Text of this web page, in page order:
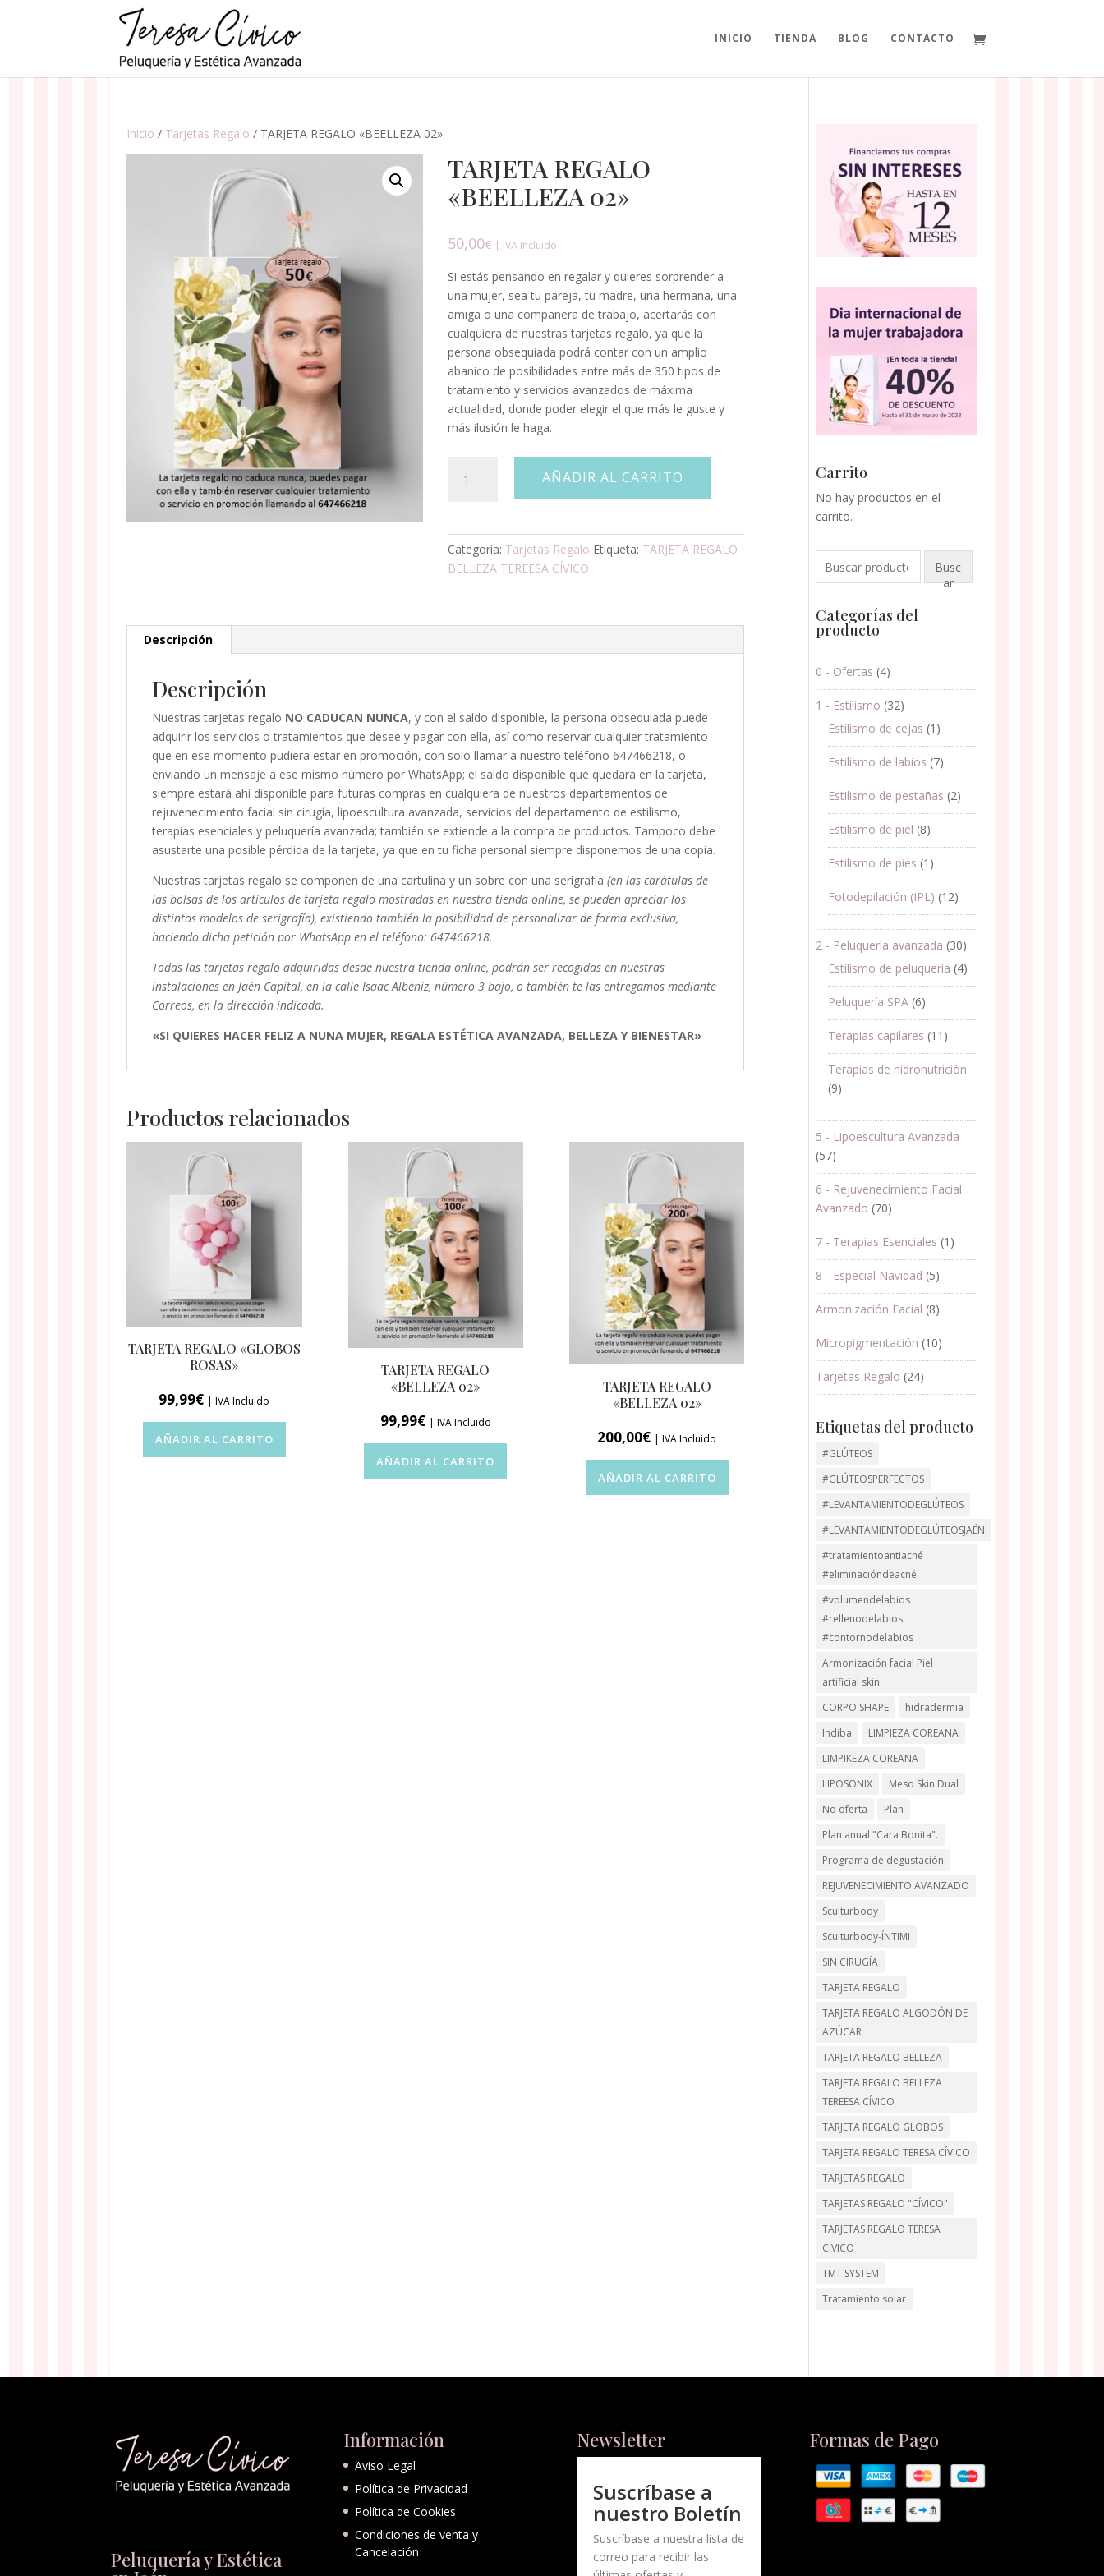
INICIO TIENDA BLOG CONTACTO
Inicio / Tarjetas Regalo / TARJETA REGALO «BEELLEZA 02»
TARJETA REGALO
«BEELLEZA 02»
50,00€ | IVA Incluido
Si estás pensando en regalar y quieres sorprender a
una mujer, sea tu pareja, tu madre, una hermana, una
amiga o una compañera de trabajo, acertarás con
cualquiera de nuestras tarjetas regalo, ya que la
persona obsequiada podrá contar con un amplio
abanico de posibilidades entre más de 350 tipos de
tratamiento y servicios avanzados de máxima
actualidad, donde poder elegir el que más le guste y
más ilusión le haga.
REGALO
cantidad
AÑADIR AL CARRITO
Categoría: Tarjetas Regalo Etiqueta: TARJETA REGALO
BELLEZA TEREESA CÍVICO
Descripción
Descripción
Nuestras tarjetas regalo NO CADUCAN NUNCA, y con el saldo disponible, la persona obsequiada puede
adquirir los servicios o tratamientos que desee y pagar con ella, así como reservar cualquier tratamiento
que en ese momento pudiera estar en promoción, con solo llamar a nuestro teléfono 647466218, o
enviando un mensaje a ese mismo número por WhatsApp; el saldo disponible que quedara en la tarjeta,
siempre estará ahí disponible para futuras compras en cualquiera de nuestros departamentos de
rejuvenecimiento facial sin cirugía, lipoescultura avanzada, servicios del departamento de estilismo,
terapias esenciales y peluquería avanzada; también se extiende a la compra de productos. Tampoco debe
asustarte una posible pérdida de la tarjeta, ya que en tu ficha personal siempre disponemos de una copia.
Nuestras tarjetas regalo se componen de una cartulina y un sobre con una serigrafía (en las carátulas de
las bolsas de los artículos de tarjeta regalo mostradas en nuestra tienda online, se pueden apreciar los
distintos modelos de serigrafía), existiendo también la posibilidad de personalizar de forma exclusiva,
haciendo dicha petición por WhatsApp en el teléfono: 647466218.
Todas las tarjetas regalo adquiridas desde nuestra tienda online, podrán ser recogidas en nuestras
instalaciones en Jaén Capital, en la calle Isaac Albéniz, número 3 bajo, o también te las entregamos mediante
Correos, en la dirección indicada.
«SI QUIERES HACER FELIZ A NUNA MUJER, REGALA ESTÉTICA AVANZADA, BELLEZA Y BIENESTAR»
Productos relacionados
TARJETA REGALO «GLOBOS
ROSAS»
99,99€ | IVA Incluido
AÑADIR AL CARRITO
TARJETA REGALO
«BELLEZA 02»
99,99€ | IVA Incluido
AÑADIR AL CARRITO
TARJETA REGALO
«BELLEZA 02»
200,00€ | IVA Incluido
AÑADIR AL CARRITO
Carrito
No hay productos en el
carrito.
Busc
ar
Categorías del
producto
0 - Ofertas (4)
1 - Estilismo (32)
Estilismo de cejas (1)
Estilismo de labios (7)
Estilismo de pestañas (2)
Estilismo de piel (8)
Estilismo de pies (1)
Fotodepilación (IPL) (12)
2 - Peluquería avanzada (30)
Estilismo de peluquería (4)
Peluquería SPA (6)
Terapias capilares (11)
Terapias de hidronutrición
(9)
5 - Lipoescultura Avanzada
(57)
6 - Rejuvenecimiento Facial
Avanzado (70)
7 - Terapias Esenciales (1)
8 - Especial Navidad (5)
Armonización Facial (8)
Micropigmentación (10)
Tarjetas Regalo (24)
Etiquetas del producto
#GLÚTEOS
#GLÚTEOSPERFECTOS
#LEVANTAMIENTODEGLÚTEOS
#LEVANTAMIENTODEGLÚTEOSJAÉN
#tratamientoantiacné
#eliminacióndeacné
#volumendelabios
#rellenodelabios
#contornodelabios
Armonización facial Piel
artificial skin
CORPO SHAPE
hidradermia
Indiba
LIMPIEZA COREANA
LIMPIKEZA COREANA
LIPOSONIX
Meso Skin Dual
No oferta
Plan
Plan anual "Cara Bonita".
Programa de degustación
REJUVENECIMIENTO AVANZADO
Sculturbody
Sculturbody-ÍNTIMI
SIN CIRUGÍA
TARJETA REGALO
TARJETA REGALO ALGODÓN DE
AZÚCAR
TARJETA REGALO BELLEZA
TARJETA REGALO BELLEZA
TEREESA CÍVICO
TARJETA REGALO GLOBOS
TARJETA REGALO TERESA CÍVICO
TARJETAS REGALO
TARJETAS REGALO "CÍVICO"
TARJETAS REGALO TERESA
CÍVICO
TMT SYSTEM
Tratamiento solar
Peluquería y Estética
Información
Aviso Legal
Política de Privacidad
Política de Cookies
Condiciones de venta y
Cancelación
Newsletter
Suscríbase a
nuestro Boletín
Suscríbase a nuestra lista de
correo para recibir las
Formas de Pago